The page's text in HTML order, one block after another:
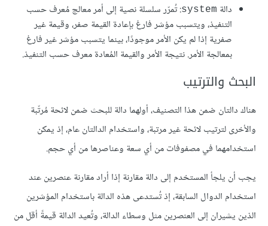
دالة system: تُمرّر سلسلة نصية إلى أمر معالج مُعرف حسب
التنفيذ، ويتسبب مؤشر فارغ بإعادة القيمة صفر، وقيمة غير
صفرية إذا لم يكن الأمر موجودًا، بينما يتسبب مؤشر غير فارغ
بمعالجة الأمر. نتيجة الأمر والقيمة المُعادة معرف حسب التنفيذ.
البحث والترتيب
هناك دالتان ضمن هذا التصنيف، أولهما دالة للبحث ضمن لائحة مُرتّبة
والأخرى لترتيب لائحة غير مرتبة، واستخدام الدالتان عام، إذ يمكن
استخدامهما في مصفوفات من أي سعة وعناصرها من أي حجم.
يجب أن يلجأ المستخدم إلى دالة مقارنة إذا أراد مقارنة عنصرين عند
استخدام الدوال السابقة، إذ تُستدعى هذه الدالة باستخدام المؤشرين
الذين يشيران إلى العنصرين مثل وسطاء الدالة، وتُعيد الدالة قيمةً أقل من